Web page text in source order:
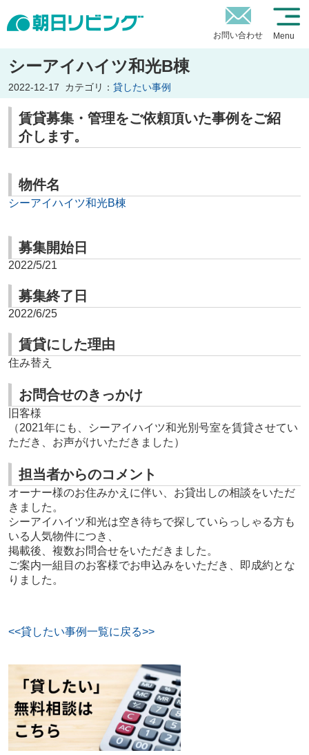
お問い合わせ Menu
シーアイハイツ和光B棟
2022-12-17 カテゴリ： 貸したい事例
賃貸募集・管理をご依頼頂いた事例をご紹
介します。
物件名
シーアイハイツ和光B棟
募集開始日
2022/5/21
募集終了日
2022/6/25
賃貸にした理由
住み替え
お問合せのきっかけ
旧客様
（2021年にも、シーアイハイツ和光別号室を賃貸させてい
ただき、お声がけいただきました）
担当者からのコメント
オーナー様のお住みかえに伴い、お貸出しの相談をいただ
きました。
シーアイハイツ和光は空き待ちで探していらっしゃる方も
いる人気物件につき、
掲載後、複数お問合せをいただきました。
ご案内一組目のお客様でお申込みをいただき、即成約とな
りました。
<<貸したい事例一覧に戻る>>